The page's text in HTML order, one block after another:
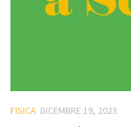
FISICA DICEMBRE 19, 2023